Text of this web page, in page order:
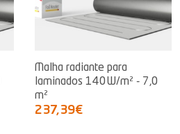
Malha radiante para
laminados 140W/m² - 7,0
m²
237,39€